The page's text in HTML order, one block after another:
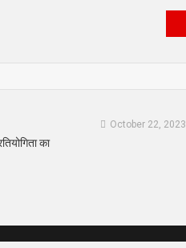
का
October 22, 2023